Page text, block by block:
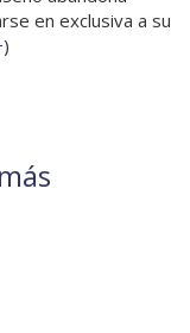
en exclusiva a su
)